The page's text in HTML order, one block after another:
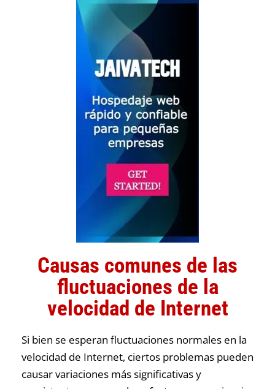
Causas comunes de las
fluctuaciones de la
velocidad de Internet
Si bien se esperan fluctuaciones normales en la
velocidad de Internet, ciertos problemas pueden
causar variaciones más significativas y